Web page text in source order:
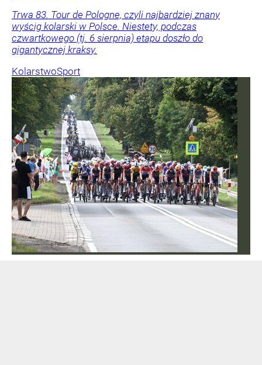
Trwa 83. Tour de Pologne, czyli najbardziej znany
wyścig kolarski w Polsce. Niestety, podczas
czwartkowego (tj. 6 sierpnia) etapu doszło do
gigantycznej kraksy.
KolarstwoSport